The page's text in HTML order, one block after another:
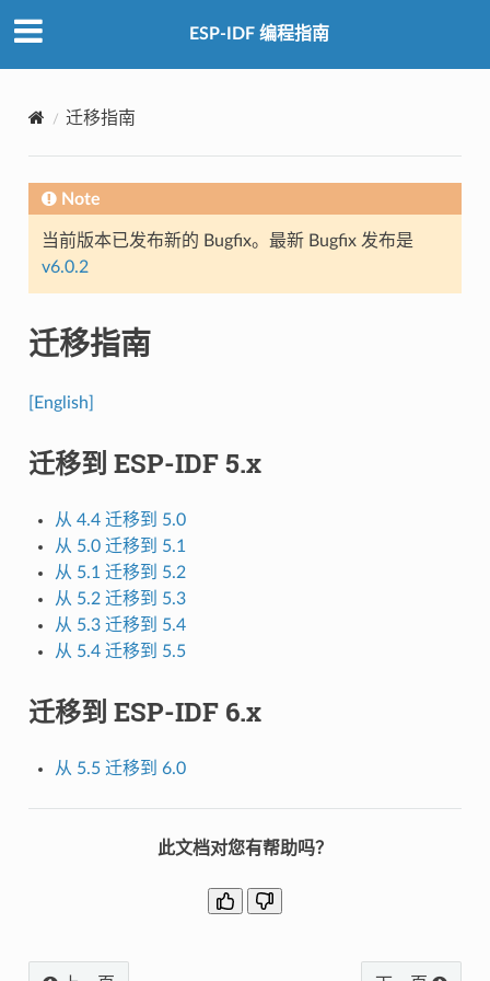
ESP-IDF 编程指南
迁移指南
Note
当前版本已发布新的 Bugfix。最新 Bugfix 发布是
v6.0.2
迁移指南
[English]
迁移到 ESP-IDF 5.x
从 4.4 迁移到 5.0
从 5.0 迁移到 5.1
从 5.1 迁移到 5.2
从 5.2 迁移到 5.3
从 5.3 迁移到 5.4
从 5.4 迁移到 5.5
迁移到 ESP-IDF 6.x
从 5.5 迁移到 6.0
此文档对您有帮助吗？